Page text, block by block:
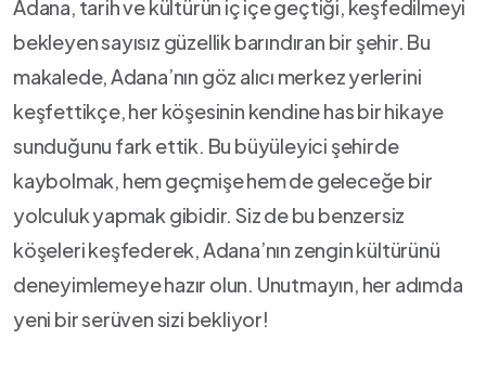
Adana, tarih ‍ve kültürün‌ iç ⁤içe geçtiği, keşfedilmeyi​
bekleyen sayısız güzellik ​barındıran bir şehir.⁢ Bu
makalede, ⁣Adana’nın göz ‌alıcı⁤ merkez yerlerini
keşfettikçe, her köşesinin kendine has bir hikaye
sunduğunu fark ettik. Bu büyüleyici şehirde⁢
kaybolmak, hem geçmişe ⁢hem de geleceğe bir
yolculuk yapmak gibidir. Siz de bu ​benzersiz
köşeleri ​keşfederek, Adana’nın zengin kültürünü
deneyimlemeye hazır olun. Unutmayın, her adımda‍
yeni bir serüven sizi bekliyor!